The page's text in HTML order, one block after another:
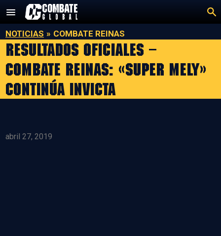
contenido
NOTICIAS » COMBATE REINAS
Resultados Oficiales –
Combate Reinas: «Super Mely»
continúa invicta
abril 27, 2019